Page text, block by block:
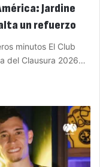
Jardine
un refuerzo
minutos El Club
del Clausura 2026…